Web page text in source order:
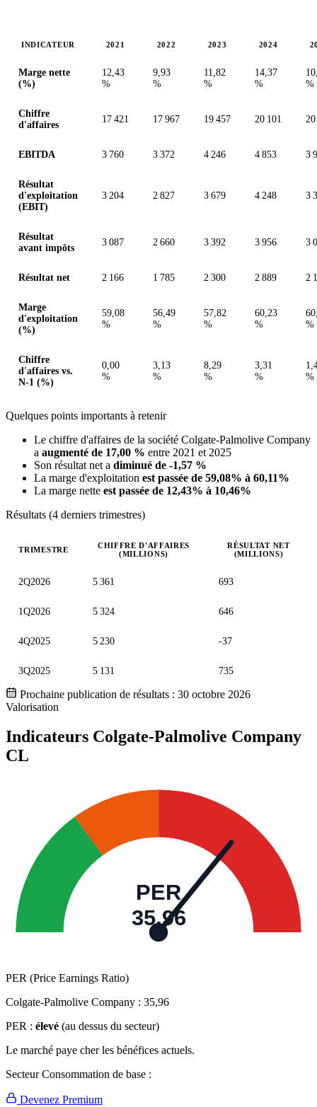
INDICATEUR 2021 2022 2023 2024
Marge nette
(%)
12,43
%
9,93
%
11,82
%
14,37
%
%
Chiffre
d'affaires
17 421 17 967 19 457 20 101
EBITDA 3 760 3 372 4 246 4 853 3
Résultat
d'exploitation
(EBIT)
3 204 2 827 3 679 4 248 3
Résultat
avant impôts
3 087 2 660 3 392 3 956 3
Résultat net 2 166 1 785 2 300 2 889 2
Marge
d'exploitation
(%)
59,08
%
56,49
%
57,82
%
60,23
%
%
Chiffre
d'affaires vs.
N-1 (%)
0,00
%
3,13
%
8,29
%
3,31
%
%
Quelques points importants à retenir
Le chiffre d'affaires de la société Colgate-Palmolive Company
a augmenté de 17,00 % entre 2021 et 2025
Son résultat net a diminué de -1,57 %
La marge d'exploitation est passée de 59,08% à 60,11%
La marge nette est passée de 12,43% à 10,46%
Résultats (4 derniers trimestres)
TRIMESTRE
CHIFFRE D'AFFAIRES
(MILLIONS)
RÉSULTAT NET
(MILLIONS)
2Q2026 5 361 693
1Q2026 5 324 646
4Q2025 5 230 -37
3Q2025 5 131 735
Prochaine publication de résultats : 30 octobre 2026
Valorisation
Indicateurs Colgate-Palmolive Company
CL
PER
35,96
PER (Price Earnings Ratio)
Colgate-Palmolive Company : 35,96
PER : élevé (au dessus du secteur)
Le marché paye cher les bénéfices actuels.
Secteur Consommation de base :
Devenez Premium